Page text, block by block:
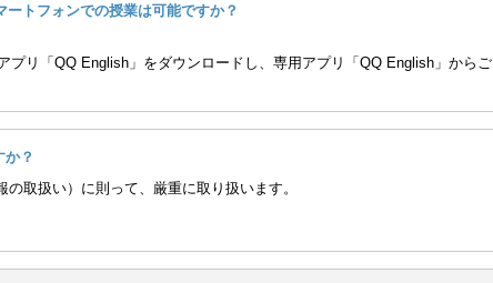
トフォンでの授業は可能ですか？
プリ「QQ English」をダウンロードし、専用アプリ「QQ English」からご
？
取扱い）に則って、厳重に取り扱います。